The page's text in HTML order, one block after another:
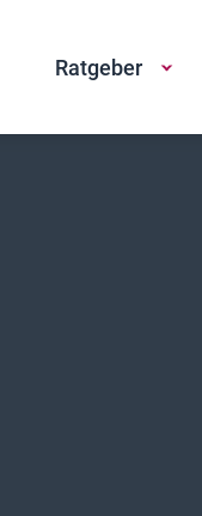
Ratgeber